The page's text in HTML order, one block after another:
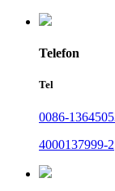
Telefon
Tel
0086-
4000137999-2